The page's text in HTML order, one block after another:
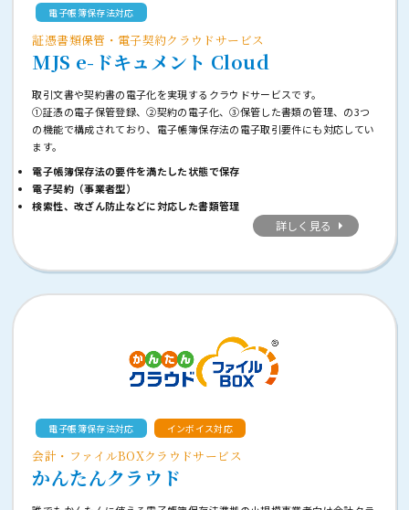
電子帳簿保存法対応
証憑書類保管・電子契約クラウドサービス
MJS e-ドキュメント Cloud
取引文書や契約書の電子化を実現するクラウドサービスです。
①証憑の電子保管登録、②契約の電子化、③保管した書類の管理、の3つ
の機能で構成されており、電子帳簿保存法の電子取引要件にも対応してい
ます。
電子帳簿保存法の要件を満たした状態で保存
電子契約（事業者型）
検索性、改ざん防止などに対応した書類管理
詳しく見る
電子帳簿保存法対応 インボイス対応
会計・ファイルBOXクラウドサービス
かんたんクラウド